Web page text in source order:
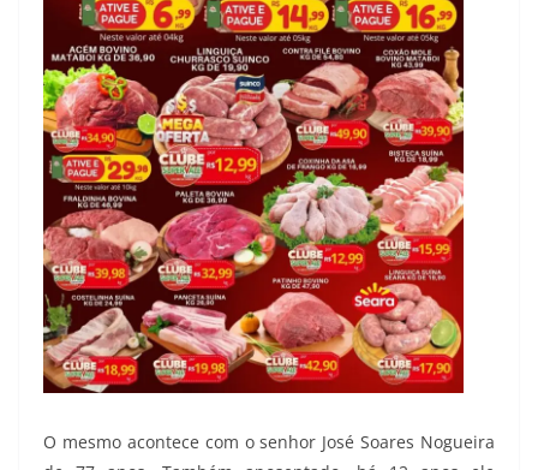
O mesmo acontece com o senhor José Soares Nogueira